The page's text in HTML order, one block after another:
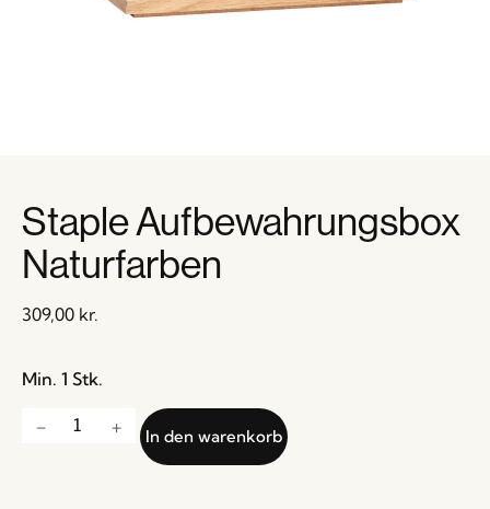
Staple Aufbewahrungsbox
Naturfarben
309,00 kr.
Min. 1 Stk.
In den warenkorb